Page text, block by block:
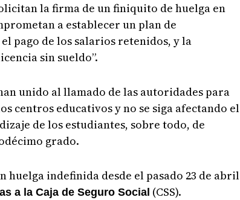
la firma de un finiquito de huelga en
a establecer un plan de
pago de los salarios retenidos, y la
sin sueldo”.
unido al llamado de las autoridades para
centros educativos y no se siga afectando el
de los estudiantes, sobre todo, de
grado.
huelga indefinida desde el pasado 23 de abril
a la Caja de Seguro Social (CSS).